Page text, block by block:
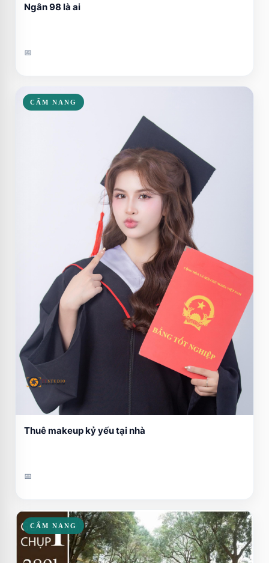
Ngân 98 là ai
📅
CẨM NANG
Thuê makeup kỷ yếu tại nhà
📅
CẨM NANG